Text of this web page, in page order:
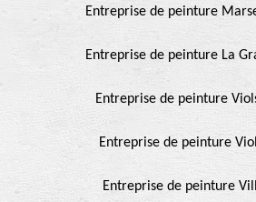
Entreprise de peinture
Entreprise de peinture La
Entreprise de peinture
Entreprise de peinture
Entreprise de peinture